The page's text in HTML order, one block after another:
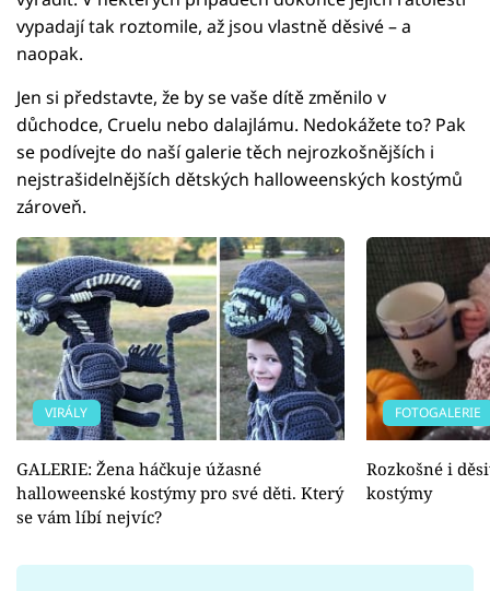
vypadají tak roztomile, až jsou vlastně děsivé – a
naopak.
Jen si představte, že by se vaše dítě změnilo v
důchodce, Cruelu nebo dalajlámu. Nedokážete to? Pak
se podívejte do naší galerie těch nejrozkošnějších i
nejstrašidelnějších dětských halloweenských kostýmů
zároveň.
VIRÁLY
GALERIE: Žena háčkuje úžasné
halloweenské kostýmy pro své děti. Který
se vám líbí nejvíc?
FOTOGALERIE
Rozkošné i
kostýmy